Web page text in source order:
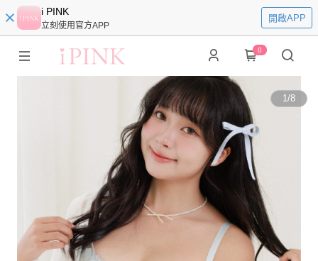
i PINK
立刻使用官方APP
開啟APP
0
1/8